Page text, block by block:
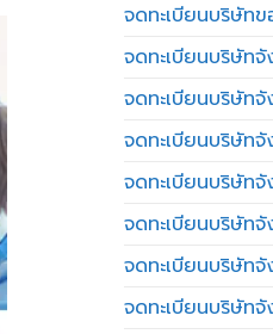
จดทะเบียนบริษัท
จดทะเบียนบริษัท
จดทะเบียนบริษัท
จดทะเบียนบริษัท
จดทะเบียนบริษัท
จดทะเบียนบริษัท
จดทะเบียนบริษัท
จดทะเบียนบริษัท